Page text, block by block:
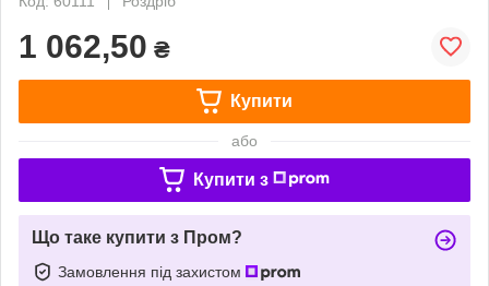
1 062,50 ₴
Купити
або
Купити з
Що таке купити з Пром?
Замовлення під захистом